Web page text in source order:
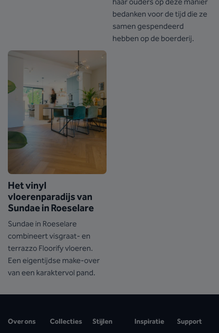
bedanken voor de tijd die ze
samen gespendeerd
hebben op de boerderij.
Het vinyl
vloerenparadijs van
Sundae in Roeselare
Sundae in Roeselare
combineert visgraat- en
terrazzo Floorify vloeren.
Een eigentijdse make-over
van een karaktervol pand.
Over ons Collecties Stijlen Inspiratie Support